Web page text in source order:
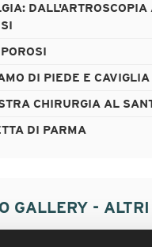
DI PIEDE E CAVIGLIA
CHIRURGIA AL
DI PARMA
GALLERY -